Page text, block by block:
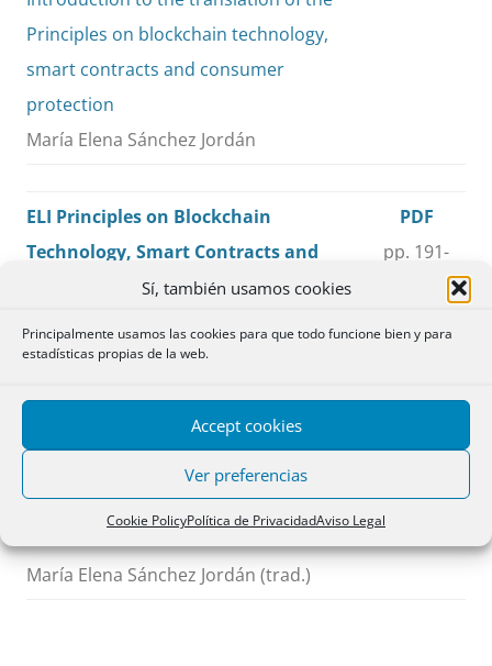
Sí, también usamos cookies
Principalmente usamos las cookies para que todo funcione bien y para
estadísticas propias de la web.
Accept cookies
Ver preferencias
Cookie PolicyPolítica de PrivacidadAviso Legal
Principles on blockchain technology,
smart contracts and consumer
protection
María Elena Sánchez Jordán
ELI Principles on Blockchain
Technology, Smart Contracts and
Consumer Protection
Instituto Europeo de Derecho
PDF
pp. 191-
Principios del Instituto Europeo de
Derecho (European Law Institute, ELI)
sobre tecnología Blockchain, smart
contracts y protección de
consumidores
María Elena Sánchez Jordán (trad.)
PDF